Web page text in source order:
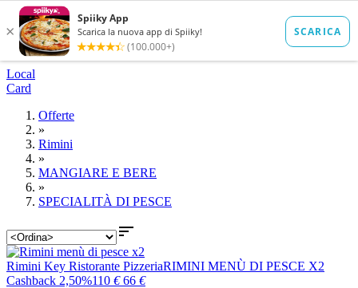
Local
Card
Offerte
»
Rimini
»
MANGIARE E BERE
»
SPECIALITÀ DI PESCE

Rimini Key Ristorante PizzeriaRIMINI MENÙ DI PESCE X2
Cashback 2,50%110 € 66 €